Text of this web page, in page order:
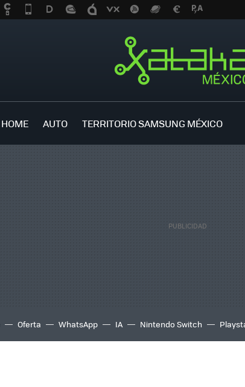
HOME AUTO TERRITORIO SAMSUNG MÉXICO
Oferta WhatsApp IA Nintendo Switch